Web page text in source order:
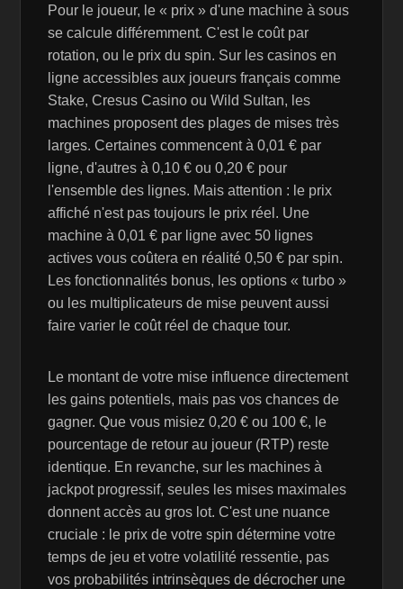
Pour le joueur, le « prix » d'une machine à sous
se calcule différemment. C'est le coût par
rotation, ou le prix du spin. Sur les casinos en
ligne accessibles aux joueurs français comme
Stake, Cresus Casino ou Wild Sultan, les
machines proposent des plages de mises très
larges. Certaines commencent à 0,01 € par
ligne, d'autres à 0,10 € ou 0,20 € pour
l'ensemble des lignes. Mais attention : le prix
affiché n'est pas toujours le prix réel. Une
machine à 0,01 € par ligne avec 50 lignes
actives vous coûtera en réalité 0,50 € par spin.
Les fonctionnalités bonus, les options « turbo »
ou les multiplicateurs de mise peuvent aussi
faire varier le coût réel de chaque tour.
Le montant de votre mise influence directement
les gains potentiels, mais pas vos chances de
gagner. Que vous misiez 0,20 € ou 100 €, le
pourcentage de retour au joueur (RTP) reste
identique. En revanche, sur les machines à
jackpot progressif, seules les mises maximales
donnent accès au gros lot. C'est une nuance
cruciale : le prix de votre spin détermine votre
temps de jeu et votre volatilité ressentie, pas
vos probabilités intrinsèques de décrocher une